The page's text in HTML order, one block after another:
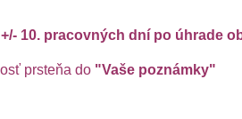
10. pracovných dní po úhrade
prsteňa do "Vaše poznámky"